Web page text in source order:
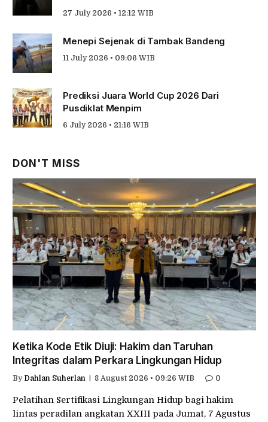
27 July 2026 • 12:12 WIB
Menepi Sejenak di Tambak Bandeng
11 July 2026 • 09:06 WIB
Prediksi Juara World Cup 2026 Dari
Pusdiklat Menpim
6 July 2026 • 21:16 WIB
DON'T MISS
Ketika Kode Etik Diuji: Hakim dan Taruhan
Integritas dalam Perkara Lingkungan Hidup
By Dahlan Suherlan 8 August 2026 • 09:26 WIB 0
Pelatihan Sertifikasi Lingkungan Hidup bagi hakim
lintas peradilan angkatan XXIII pada Jumat, 7 Agustus